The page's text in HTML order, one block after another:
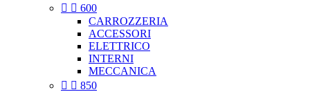
  600
CARROZZERIA
ACCESSORI
ELETTRICO
INTERNI
MECCANICA
  850